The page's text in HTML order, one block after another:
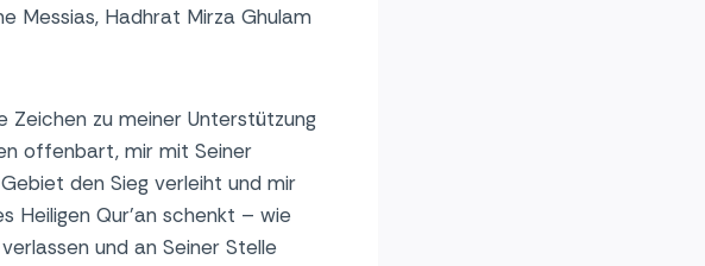
Messias, Hadhrat Mirza Ghulam
zu meiner Unterstützung
offenbart, mir mit Seiner
den Sieg verleiht und mir
Heiligen Qur’an schenkt – wie
und an Seiner Stelle